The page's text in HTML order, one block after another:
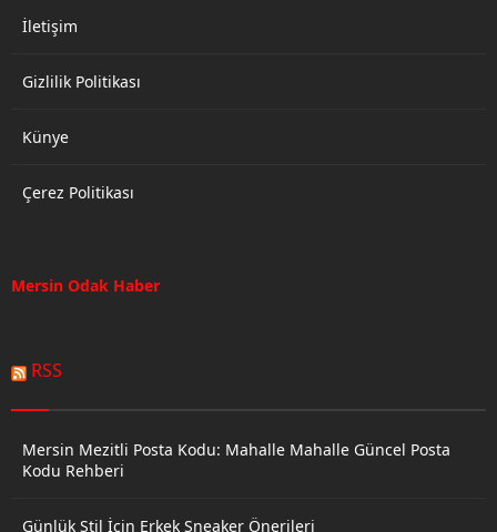
Başkan Vekili Erdal...
İletişim
Gizlilik Politikası
Künye
Çerez Politikası
Mersin Odak Haber
RSS
Mersin Mezitli Posta Kodu: Mahalle Mahalle Güncel Posta
Kodu Rehberi
Günlük Stil İçin Erkek Sneaker Önerileri